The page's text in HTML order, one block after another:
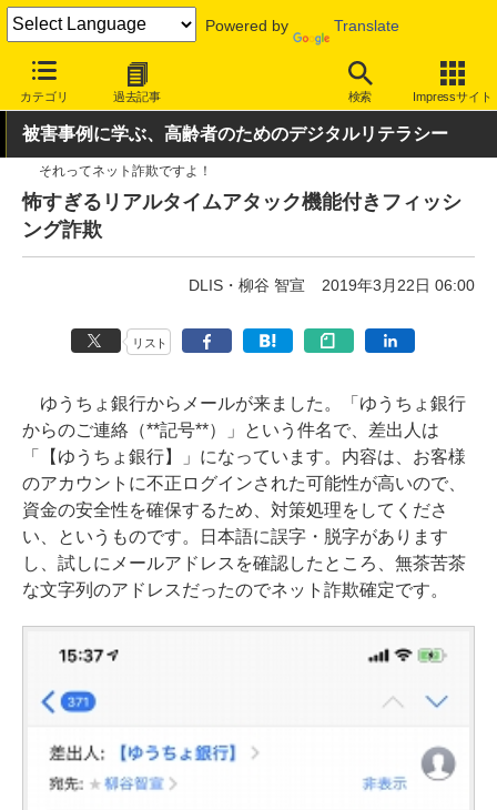
Powered by Translate
カテゴリ 過去記事 検索 Impressサイト
INTERNET Watch トピック 詐欺/フィッシング
被害事例に学ぶ、高齢者のためのデジタルリテラシー
それってネット詐欺ですよ！
怖すぎるリアルタイムアタック機能付きフィッシ
ング詐欺
DLIS・柳谷 智宣 2019年3月22日 06:00
リスト
ゆうちょ銀行からメールが来ました。「ゆうちょ銀行
からのご連絡（**記号**）」という件名で、差出人は
「【ゆうちょ銀行】」になっています。内容は、お客様
のアカウントに不正ログインされた可能性が高いので、
資金の安全性を確保するため、対策処理をしてくださ
い、というものです。日本語に誤字・脱字があります
し、試しにメールアドレスを確認したところ、無茶苦茶
な文字列のアドレスだったのでネット詐欺確定です。